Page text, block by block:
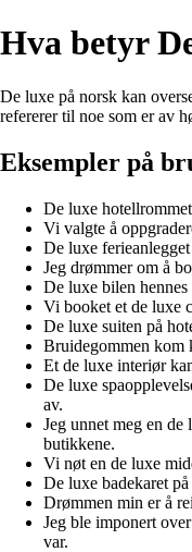
Hva betyr
De luxe på norsk kan
refererer til noe som er av
Eksempler på
De luxe
Vi valgte å
De luxe
Jeg drømmer om å
De luxe bilen
Vi booket et de luxe
De luxe suiten på
Bruidegommen kom
Et de luxe interiør
De luxe
av.
Jeg unnet meg en
butikkene.
Vi nøt en de luxe
De luxe badekaret
Drømmen min er å
Jeg ble imponert
var.